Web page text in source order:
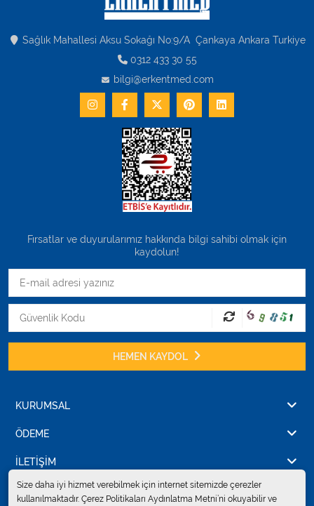
Sağlık Mahallesi Aksu Sokağı No:9/A Çankaya Ankara Turkiye
0312 433 30 55
bilgi@erkentmed.com
Fırsatlar ve duyurularımız hakkında bilgi sahibi olmak için
kaydolun!
HEMEN KAYDOL
KURUMSAL
ÖDEME
İLETİŞİM
Size daha iyi hizmet verebilmek için internet sitemizde çerezler
kullanılmaktadır. Çerez Politikaları Aydınlatma Metni’ni okuyabilir ve